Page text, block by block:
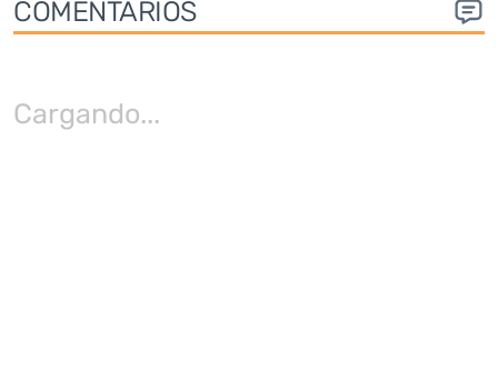
COMENTARIOS
Cargando...